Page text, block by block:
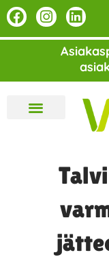
Siirry
sisältöön
F
a
c
o
I
n
s
g
L
i
n
k
e
d